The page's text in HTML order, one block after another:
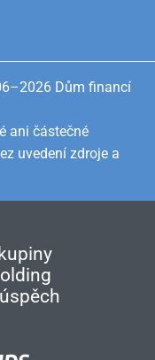
Dům financí
ani částečné
uvedení zdroje a